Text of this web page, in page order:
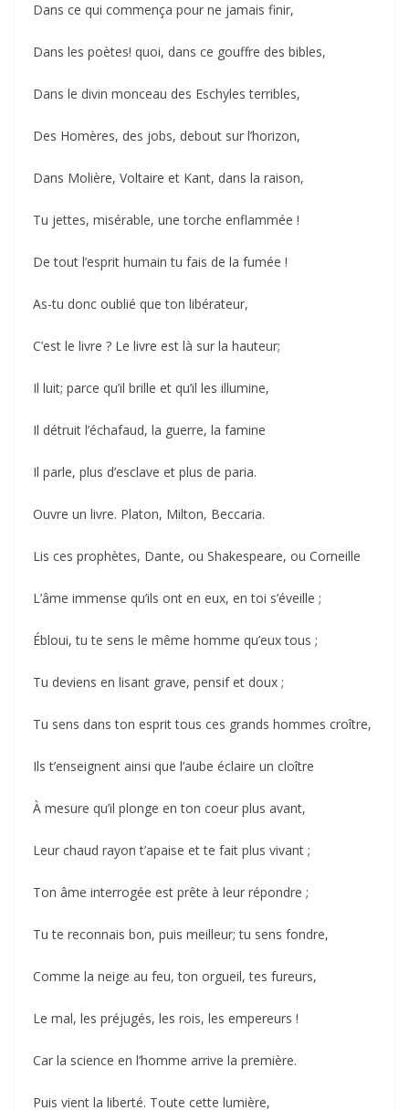
Dans ce qui commença pour ne jamais finir,
Dans les poètes! quoi, dans ce gouffre des bibles,
Dans le divin monceau des Eschyles terribles,
Des Homères, des jobs, debout sur l’horizon,
Dans Molière, Voltaire et Kant, dans la raison,
Tu jettes, misérable, une torche enflammée !
De tout l’esprit humain tu fais de la fumée !
As-tu donc oublié que ton libérateur,
C’est le livre ? Le livre est là sur la hauteur;
Il luit; parce qu’il brille et qu’il les illumine,
Il détruit l’échafaud, la guerre, la famine
Il parle, plus d’esclave et plus de paria.
Ouvre un livre. Platon, Milton, Beccaria.
Lis ces prophètes, Dante, ou Shakespeare, ou Corneille
L’âme immense qu’ils ont en eux, en toi s’éveille ;
Ébloui, tu te sens le même homme qu’eux tous ;
Tu deviens en lisant grave, pensif et doux ;
Tu sens dans ton esprit tous ces grands hommes croître,
Ils t’enseignent ainsi que l’aube éclaire un cloître
À mesure qu’il plonge en ton coeur plus avant,
Leur chaud rayon t’apaise et te fait plus vivant ;
Ton âme interrogée est prête à leur répondre ;
Tu te reconnais bon, puis meilleur; tu sens fondre,
Comme la neige au feu, ton orgueil, tes fureurs,
Le mal, les préjugés, les rois, les empereurs !
Car la science en l’homme arrive la première.
Puis vient la liberté. Toute cette lumière,